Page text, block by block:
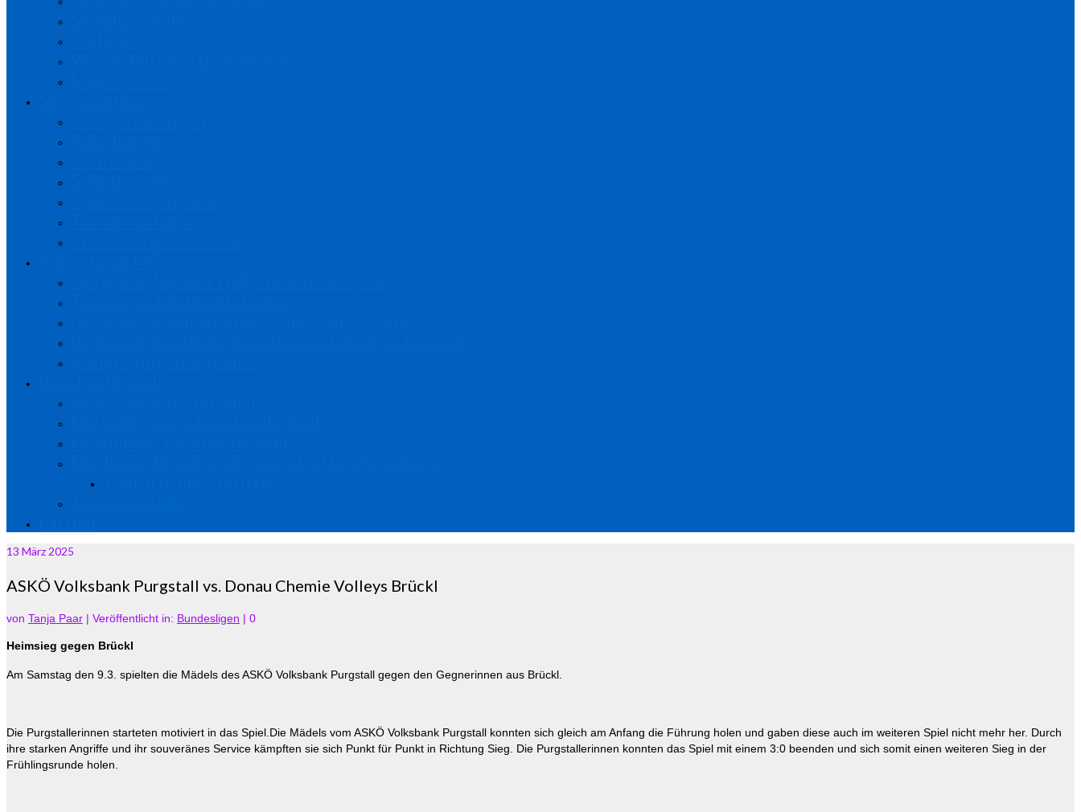
13 März 2025
ASKÖ Volksbank Purgstall vs. Donau Chemie Volleys Brückl
von Tanja Paar | Veröffentlicht in: Bundesligen | 0
Heimsieg gegen Brückl
Am Samstag den 9.3. spielten die Mädels des ASKÖ Volksbank Purgstall gegen den Gegnerinnen aus Brückl.
Die Purgstallerinnen starteten motiviert in das Spiel.Die Mädels vom ASKÖ Volksbank Purgstall konnten sich gleich am Anfang die Führung holen und gaben diese auch im weiteren Spiel nicht mehr her. Durch
ihre starken Angriffe und ihr souveränes Service kämpften sie sich Punkt für Punkt in Richtung Sieg. Die Purgstallerinnen konnten das Spiel mit einem 3:0 beenden und sich somit einen weiteren Sieg in der
Frühlingsrunde holen.